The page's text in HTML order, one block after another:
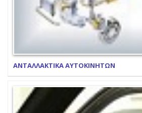
ΑΝΤΑΛΛΑΚΤΙΚΑ ΑΥΤΟΚΙΝΗΤΩΝ